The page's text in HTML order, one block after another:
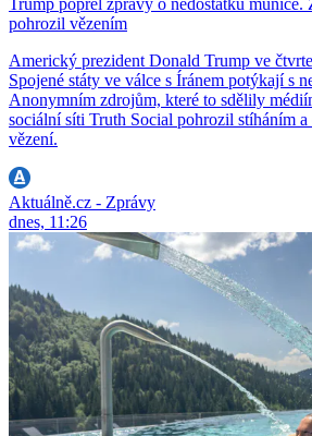
Trump popřel zprávy o nedostatku
pohrozil vězením
Americký prezident Donald Trump ve
Spojené státy ve válce s Íránem potýkají s
Anonymním zdrojům, které to sdělily
sociální síti Truth Social pohrozil stíháním
vězení.
Aktuálně.cz - Zprávy
dnes, 11:26